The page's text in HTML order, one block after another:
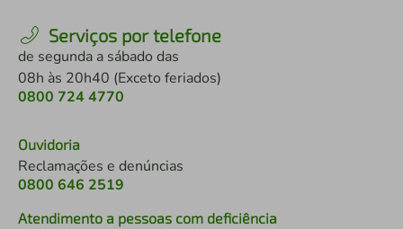
Serviços por telefone
de segunda a sábado das
08h às 20h40 (Exceto feriados)
0800 724 4770
Ouvidoria
Reclamações e denúncias
0800 646 2519
Atendimento a pessoas com deficiência